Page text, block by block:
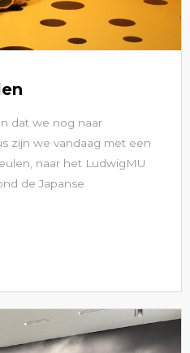
dat we nog naar
zijn we vandaag met een
naar het LudwigMU
de Japanse